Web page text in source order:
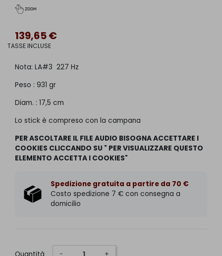
139,65 €
TASSE INCLUSE
Nota: LA#3 227 Hz
Peso : 931 gr
Diam. : 17,5 cm
Lo stick è compreso con la campana
PER ASCOLTARE IL FILE AUDIO BISOGNA ACCETTARE I
COOKIES CLICCANDO SU " PER VISUALIZZARE QUESTO
ELEMENTO ACCETTA I COOKIES"
Spedizione gratuita a partire da 70 €
Costo spedizione 7 € con consegna a
domicilio
Quantità - +